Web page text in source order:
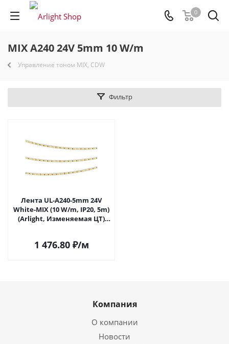
0
MIX A240 24V 5mm 10 W/m
Управление тоном MIX, CDW
Фильтр
Лента UL-A240-5mm 24V
White-MIX (10 W/m, IP20, 5m)
(Arlight, Изменяемая ЦТ)
1 476.80₽/м
Компания
О компании
Новости